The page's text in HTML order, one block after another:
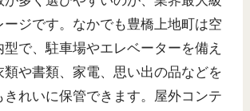
ージです。なかでも豊橋上地町は空
で、駐車場やエレベーターを備え
類や書類、家電、思い出の品などを
きれいに保管できます。屋外コンテ